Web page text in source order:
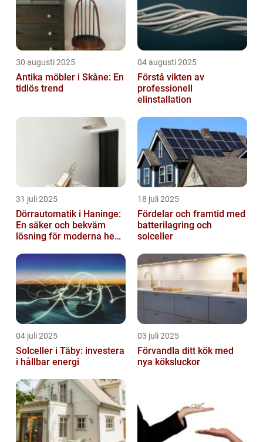
30 augusti 2025
Antika möbler i Skåne: En
tidlös trend
04 augusti 2025
Förstå vikten av
professionell
elinstallation
31 juli 2025
Dörrautomatik i Haninge:
En säker och bekväm
lösning för moderna hem
18 juli 2025
Fördelar och framtid med
batterilagring och
solceller
04 juli 2025
Solceller i Täby: investera
i hållbar energi
03 juli 2025
Förvandla ditt kök med
nya köksluckor